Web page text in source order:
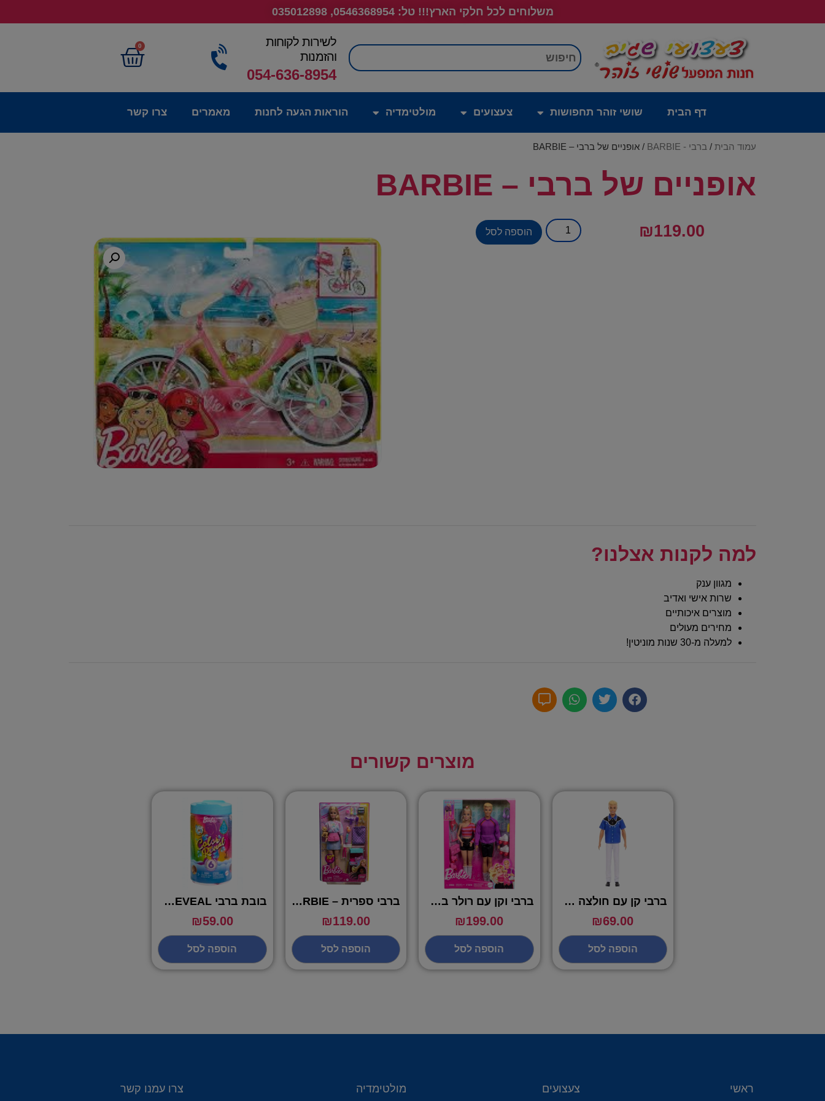
משלוחים לכל חלקי הארץ!!! טל: 0546368954, 035012898
חיפוש
לשירות לקוחות
והזמנות
054-636-8954
0
דף הבית שושי זוהר תחפושות צעצועים מולטימדיה הוראות הגעה לחנות מאמרים צרו קשר
עמוד הבית / ברבי - BARBIE / אופניים של ברבי – BARBIE
אופניים של ברבי – BARBIE
₪119.00 הוספה לסל
למה לקנות אצלנו?
מגוון ענק
שרות אישי ואדיב
מוצרים איכותיים
מחירים מעולים
למעלה מ-30 שנות מוניטין!
מוצרים קשורים
ברבי קן עם חולצה כחולה – BARBIE
₪69.00
הוספה לסל
ברבי וקן עם רולר בליידס ואביזרים – BARBIE
₪199.00
הוספה לסל
ברבי ספרית – BARBIE
₪119.00
הוספה לסל
בובת ברבי COLOR REVEAL עם 6 הפתעות – BARBIE
₪59.00
הוספה לסל
ראשי צעצועים מולטימדיה צרו עמנו קשר